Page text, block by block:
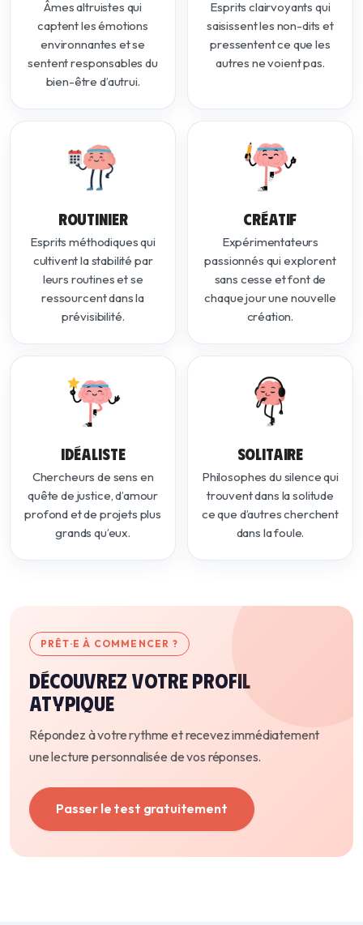
Âmes altruistes qui
captent les émotions
environnantes et se
sentent responsables du
bien-être d’autrui.
Esprits clairvoyants qui
saisissent les non-dits et
pressentent ce que les
autres ne voient pas.
ROUTINIER
Esprits méthodiques qui
cultivent la stabilité par
leurs routines et se
ressourcent dans la
prévisibilité.
CRÉATIF
Expérimentateurs
passionnés qui explorent
sans cesse et font de
chaque jour une nouvelle
création.
IDÉALISTE
Chercheurs de sens en
quête de justice, d’amour
profond et de projets plus
grands qu’eux.
SOLITAIRE
Philosophes du silence qui
trouvent dans la solitude
ce que d’autres cherchent
dans la foule.
PRÊT·E À COMMENCER ?
Découvrez votre profil
atypique
Répondez à votre rythme et recevez immédiatement
une lecture personnalisée de vos réponses.
Passer le test gratuitement